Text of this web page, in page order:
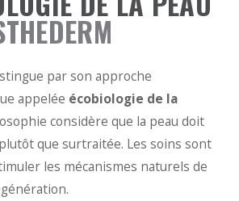
par son approche
appelée écobiologie de la
considère que la peau doit
que surtraitée. Les soins sont
les mécanismes naturels de